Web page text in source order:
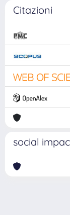
Citazioni
social